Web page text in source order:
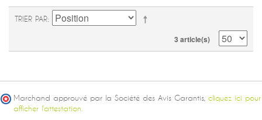
TRIER PAR
3 article(s)
Marchand approuvé par la Société des Avis Garantis, cliquez ici pour
afficher l'attestation.